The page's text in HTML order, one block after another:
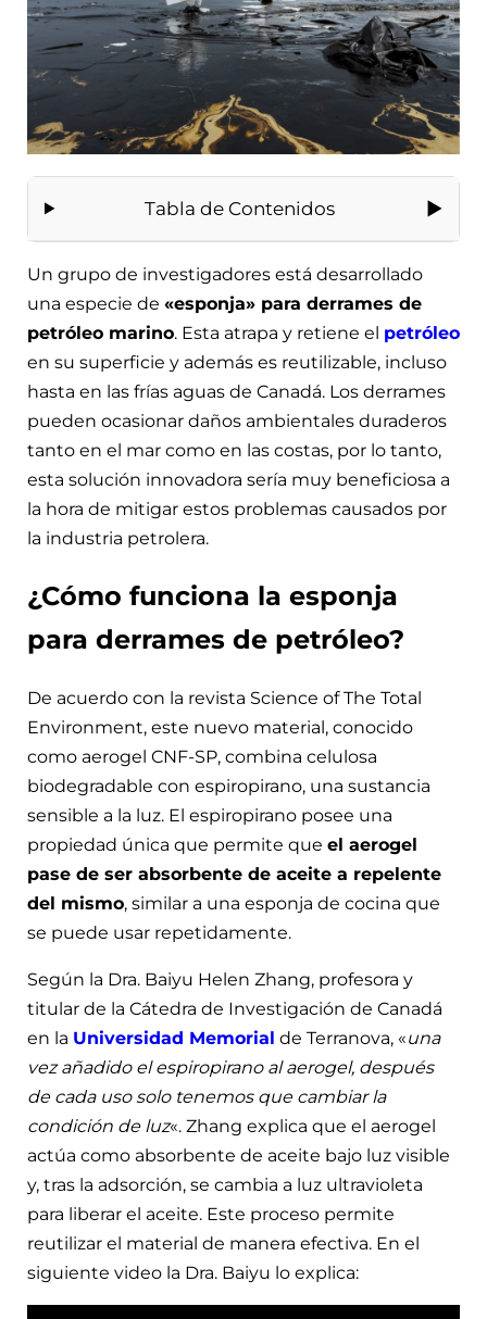
Tabla de Contenidos
Un grupo de investigadores está desarrollado
una especie de «esponja» para derrames de
petróleo marino. Esta atrapa y retiene el petróleo
en su superficie y además es reutilizable, incluso
hasta en las frías aguas de Canadá. Los derrames
pueden ocasionar daños ambientales duraderos
tanto en el mar como en las costas, por lo tanto,
esta solución innovadora sería muy beneficiosa a
la hora de mitigar estos problemas causados por
la industria petrolera.
¿Cómo funciona la esponja
para derrames de petróleo?
De acuerdo con la revista Science of The Total
Environment, este nuevo material, conocido
como aerogel CNF-SP, combina celulosa
biodegradable con espiropirano, una sustancia
sensible a la luz. El espiropirano posee una
propiedad única que permite que el aerogel
pase de ser absorbente de aceite a repelente
del mismo, similar a una esponja de cocina que
se puede usar repetidamente.
Según la Dra. Baiyu Helen Zhang, profesora y
titular de la Cátedra de Investigación de Canadá
en la Universidad Memorial de Terranova, «una
vez añadido el espiropirano al aerogel, después
de cada uso solo tenemos que cambiar la
condición de luz«. Zhang explica que el aerogel
actúa como absorbente de aceite bajo luz visible
y, tras la adsorción, se cambia a luz ultravioleta
para liberar el aceite. Este proceso permite
reutilizar el material de manera efectiva. En el
siguiente video la Dra. Baiyu lo explica: